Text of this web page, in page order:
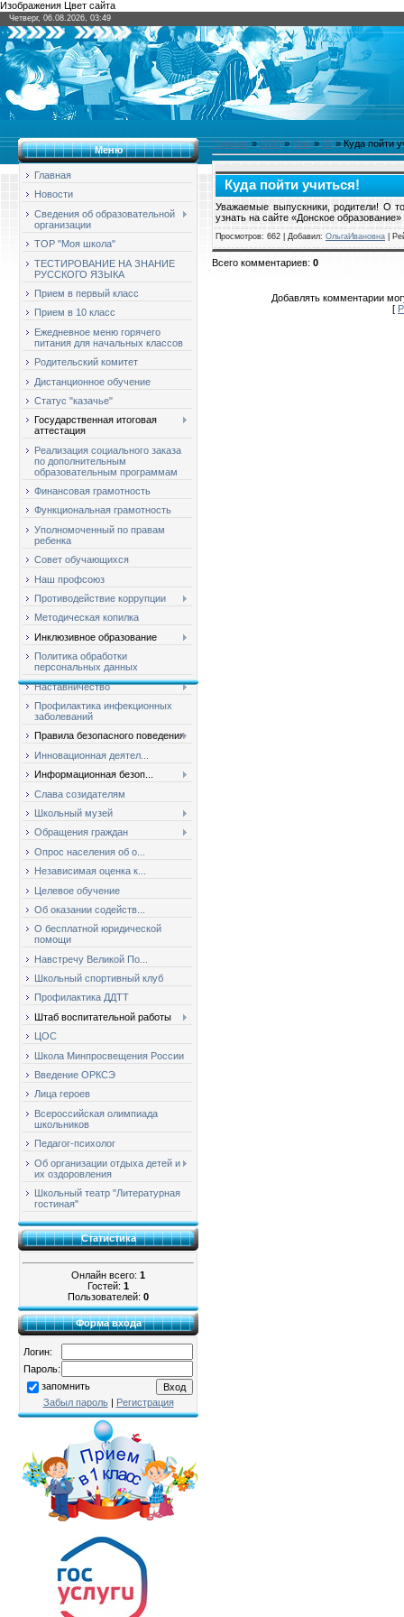
Изображения Цвет сайта
Четверг, 06.08.2026, 03:49
Меню
Главная
Новости
Сведения об образовательной
организации
ТОР "Моя школа"
ТЕСТИРОВАНИЕ НА ЗНАНИЕ
РУССКОГО ЯЗЫКА
Прием в первый класс
Прием в 10 класс
Ежедневное меню горячего
питания для начальных классов
Родительский комитет
Дистанционное обучение
Статус "казачье"
Государственная итоговая
аттестация
Реализация социального заказа
по дополнительным
образовательным программам
Финансовая грамотность
Функциональная грамотность
Уполномоченный по правам
ребенка
Совет обучающихся
Наш профсоюз
Противодействие коррупции
Методическая копилка
Инклюзивное образование
Политика обработки
персональных данных
Наставничество
Профилактика инфекционных
заболеваний
Правила безопасного поведения
Инновационная деятел...
Информационная безоп...
Слава созидателям
Школьный музей
Обращения граждан
Опрос населения об о...
Независимая оценка к...
Целевое обучение
Об оказании содейств...
О бесплатной юридической
помощи
Навстречу Великой По...
Школьный спортивный клуб
Профилактика ДДТТ
Штаб воспитательной работы
ЦОС
Школа Минпросвещения России
Введение ОРКСЭ
Лица героев
Всероссийская олимпиада
школьников
Педагог-психолог
Об организации отдыха детей и
их оздоровления
Школьный театр "Литературная
гостиная"
Статистика
Онлайн всего: 1
Гостей: 1
Пользователей: 0
Форма входа
Логин:
Пароль:
запомнить
Забыл пароль| Регистрация
Главная»2020 » Май » 25» Куда пойти
Куда пойти учиться!
Уважаемые выпускники, родители! О
узнать на сайте «Донское
Просмотров: 662 | Добавил: ОльгаИвановна
Всего комментариев: 0
Добавлять комментарии
[